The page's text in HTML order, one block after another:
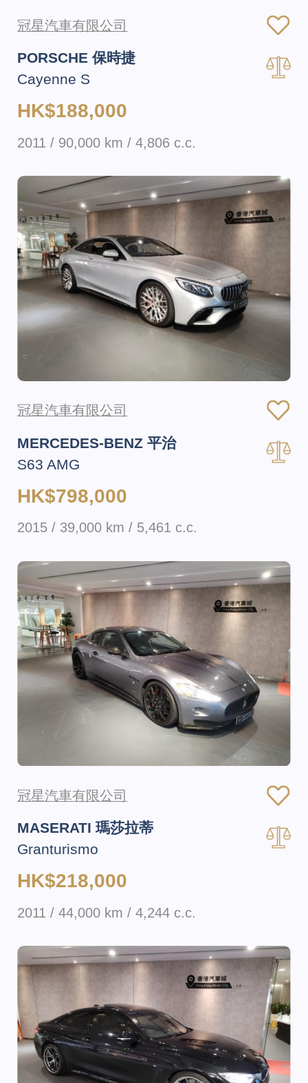
冠星汽車有限公司
PORSCHE 保時捷
Cayenne S
HK$188,000
2011 / 90,000 km / 4,806 c.c.
冠星汽車有限公司
MERCEDES-BENZ 平治
S63 AMG
HK$798,000
2015 / 39,000 km / 5,461 c.c.
冠星汽車有限公司
MASERATI 瑪莎拉蒂
Granturismo
HK$218,000
2011 / 44,000 km / 4,244 c.c.